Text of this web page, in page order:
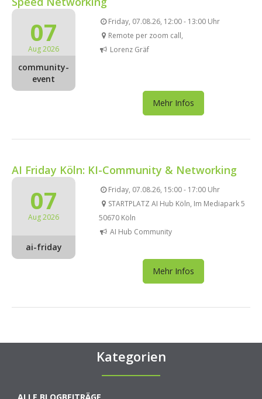
07
Aug 2026
community-
event
Friday, 07.08.26, 12:00 - 13:00 Uhr
Remote per zoom call,
Lorenz Gräf
Mehr Infos
AI Friday Köln: KI-Community & Networking
07
Aug 2026
ai-friday
Friday, 07.08.26, 15:00 - 17:00 Uhr
STARTPLATZ AI Hub Köln, Im Mediapark 5
50670 Köln
AI Hub Community
Mehr Infos
Kategorien